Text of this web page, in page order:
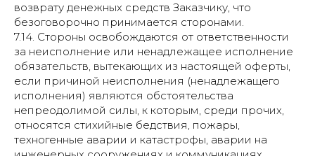
возврату денежных средств Заказчику, что
безоговорочно принимается сторонами.
7.14. Стороны освобождаются от ответственности
за неисполнение или ненадлежащее исполнение
обязательств, вытекающих из настоящей оферты,
если причиной неисполнения (ненадлежащего
исполнения) являются обстоятельства
непреодолимой силы, к которым, среди прочих,
относятся стихийные бедствия, пожары,
техногенные аварии и катастрофы, аварии на